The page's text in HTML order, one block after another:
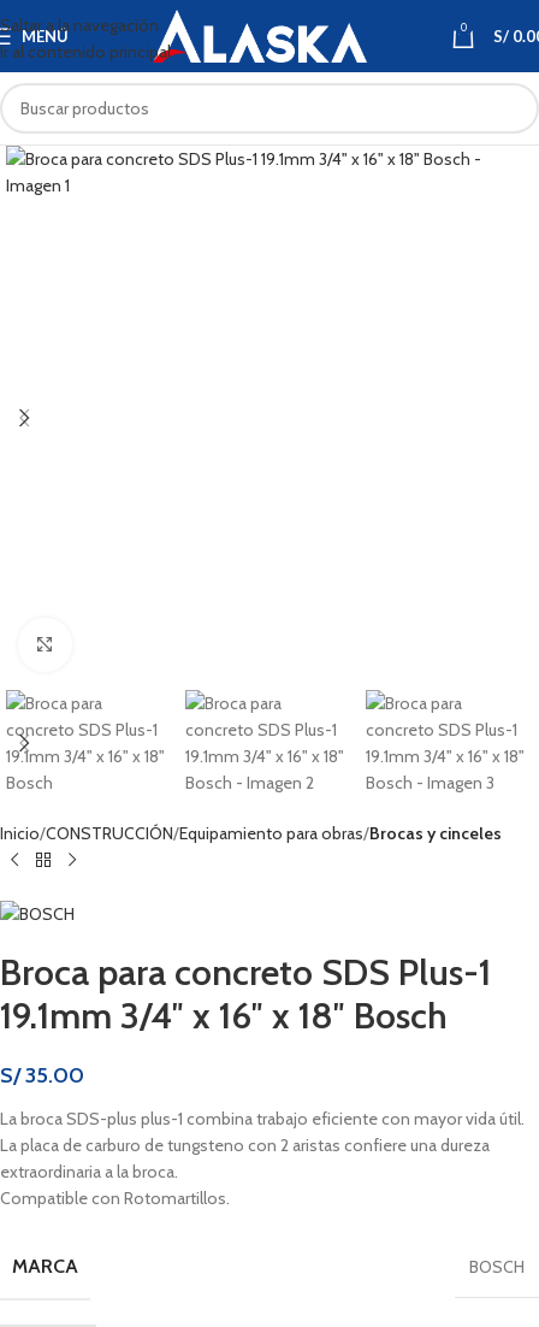
Saltar a la navegación
Ir al contenido principal
MENÚ 0 S/
Inicio CONSTRUCCIÓN Equipamiento para obras Brocas y cinceles
Broca para concreto SDS Plus-1
19.1mm 3/4″ x 16″ x 18″ Bosch
S/35.00
La broca SDS-plus plus-1 combina trabajo eficiente con mayor vida útil.
La placa de carburo de tungsteno con 2 aristas confiere una dureza
extraordinaria a la broca.
Compatible con Rotomartillos.
MARCA BOSCH